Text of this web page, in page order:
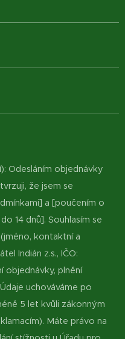
Odesláním objednávky
že jsem se
a [poučením o
14 dnů]. Souhlasím se
kontaktní a
Indián z.s., IČO:
objednávky, plnění
uchováváme po
5 let kvůli zákonným
Máte právo na